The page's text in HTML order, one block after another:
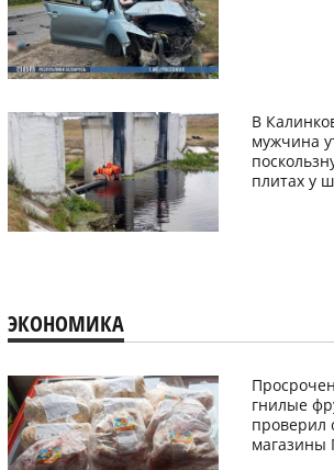
В
мужчина
плитах у
ЭКОНОМИКА
гнилые
проверил